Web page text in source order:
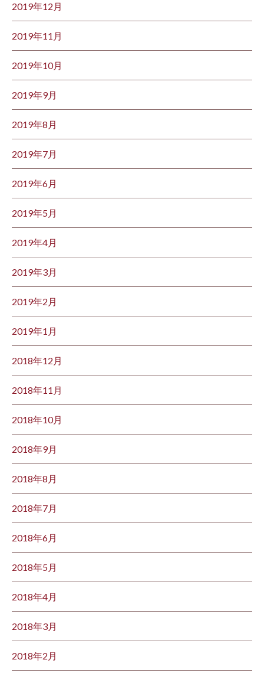
2019年12月
2019年11月
2019年10月
2019年9月
2019年8月
2019年7月
2019年6月
2019年5月
2019年4月
2019年3月
2019年2月
2019年1月
2018年12月
2018年11月
2018年10月
2018年9月
2018年8月
2018年7月
2018年6月
2018年5月
2018年4月
2018年3月
2018年2月